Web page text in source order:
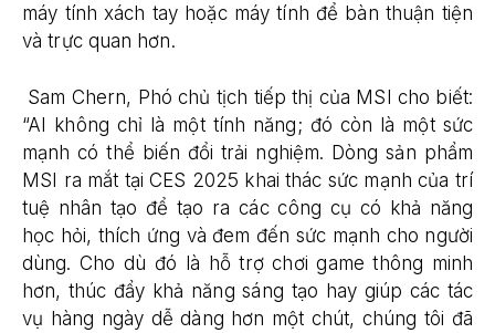
máy tính xách tay hoặc máy tính để bàn thuận tiện
và trực quan hơn.
Sam Chern, Phó chủ tịch tiếp thị của MSI cho biết:
“AI không chỉ là một tính năng; đó còn là một sức
mạnh có thể biến đổi trải nghiệm. Dòng sản phẩm
MSI ra mắt tại CES 2025 khai thác sức mạnh của trí
tuệ nhân tạo để tạo ra các công cụ có khả năng
học hỏi, thích ứng và đem đến sức mạnh cho người
dùng. Cho dù đó là hỗ trợ chơi game thông minh
hơn, thúc đẩy khả năng sáng tạo hay giúp các tác
vụ hàng ngày dễ dàng hơn một chút, chúng tôi đã